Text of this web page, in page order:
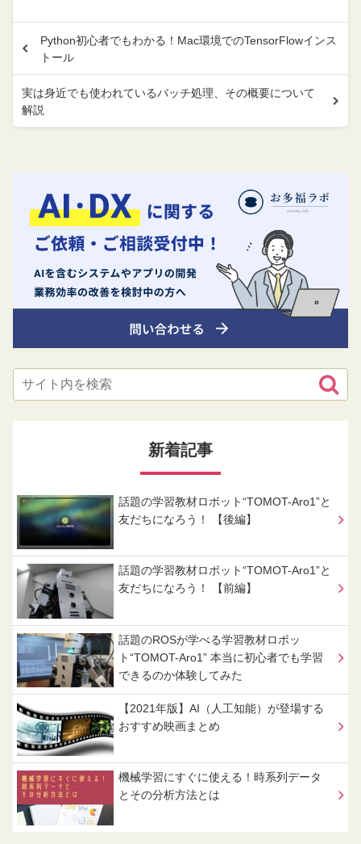
Python初心者でもわかる！Mac環境でのTensorFlowインス
トール
実は身近でも使われているバッチ処理、その概要について
解説
新着記事
話題の学習教材ロボット“TOMOT-Aro1”と
友だちになろう！ 【後編】
話題の学習教材ロボット“TOMOT-Aro1”と
友だちになろう！ 【前編】
話題のROSが学べる学習教材ロボッ
ト“TOMOT-Aro1” 本当に初心者でも学習
できるのか体験してみた
【2021年版】AI（人工知能）が登場する
おすすめ映画まとめ
機械学習にすぐに使える！時系列データ
とその分析方法とは